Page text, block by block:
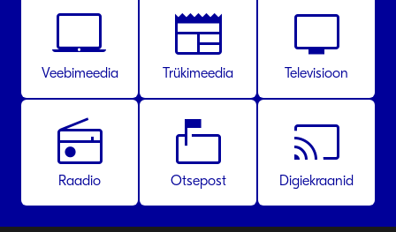
laptop_mac
Veebimeedia
newspaper
Trükimeedia
tv
Televisioon
radio
Raadio
markunread_mailbox
Otsepost
cast
Digiekraanid